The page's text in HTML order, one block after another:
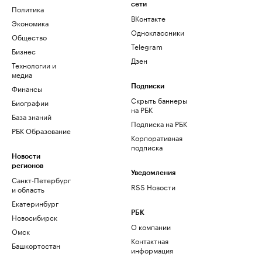
Политика
Экономика
Общество
Бизнес
Технологии и
медиа
Финансы
Биографии
База знаний
РБК Образование
Новости
регионов
Санкт-Петербург
и область
Екатеринбург
Новосибирск
Омск
Башкортостан
сети
ВКонтакте
Одноклассники
Telegram
Дзен
Подписки
Скрыть баннеры
на РБК
Подписка на РБК
Корпоративная
подписка
Уведомления
RSS Новости
РБК
О компании
Контактная
информация